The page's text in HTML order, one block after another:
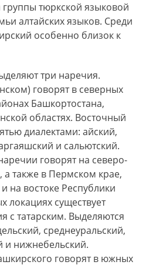
носителей
человек) живут
того, носители этого
Татарстане,
Челябинской,
областях, Пермском
—
башҡорттар,
башҡорт телe
выделяют три наречия:
северо-западное и
тюркской языковой
алтайских языков. Среди
особенно близок к
три наречия.
говорят в северных
Башкортостана,
областях. Восточный
диалектами: айский,
и сальютский.
говорят на северо-
а также в Пермском крае,
на востоке Республики
локациях существует
с татарским. Выделяются
среднеуральский,
и нижнебельский.
говорят в южных